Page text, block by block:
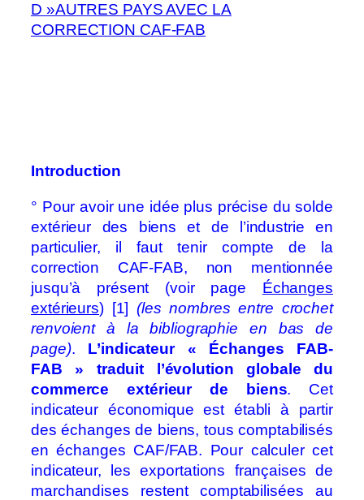
D »AUTRES PAYS AVEC LA
CORRECTION CAF-FAB
Introduction
° Pour avoir une idée plus précise du solde
extérieur des biens et de l’industrie en
particulier, il faut tenir compte de la
correction CAF-FAB, non mentionnée
jusqu’à présent (voir page Échanges
extérieurs) [1](les nombres entre crochet
renvoient à la bibliographie en bas de
page). L’indicateur « Échanges FAB-
FAB » traduit l’évolution globale du
commerce extérieur de biens. Cet
indicateur économique est établi à partir
des échanges de biens, tous comptabilisés
en échanges CAF/FAB. Pour calculer cet
indicateur, les exportations françaises de
marchandises restent comptabilisées au